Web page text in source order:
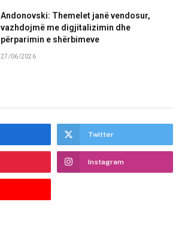
Andonovski: Themelet janë vendosur,
vazhdojmë me digjitalizimin dhe
përparimin e shërbimeve
27/06/2026
Twitter
Instagram